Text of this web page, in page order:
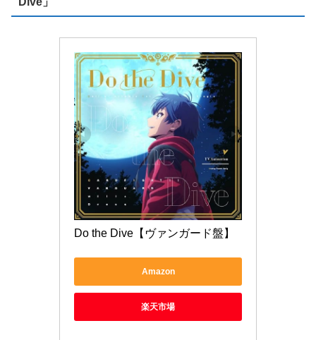
Do the Dive【ヴァンガード盤】
Amazon
楽天市場